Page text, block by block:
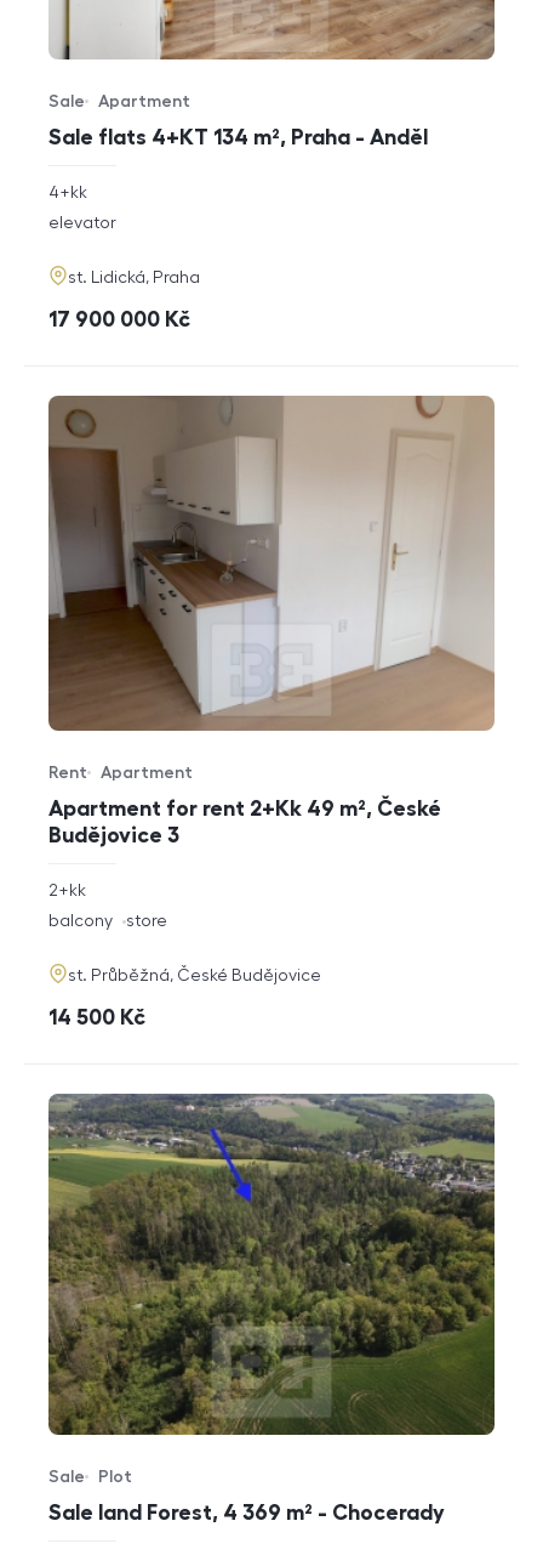
Sale flats 4+KT 134 m², Praha - Anděl
Offer type
Sale
Property type
Apartment
rozměry
disposition
4+kk
funkce
elevator
adresa
st. Lidická, Praha
cena
17 900 000 Kč
Apartment for rent 2+Kk 49 m², České
Budějovice 3
Offer type
Rent
Property type
Apartment
rozměry
disposition
2+kk
funkce
balcony store
adresa
st. Průběžná, České Budějovice
cena
14 500 Kč
Sale land Forest, 4 369 m² - Chocerady
Offer type
Sale
Property type
Plot